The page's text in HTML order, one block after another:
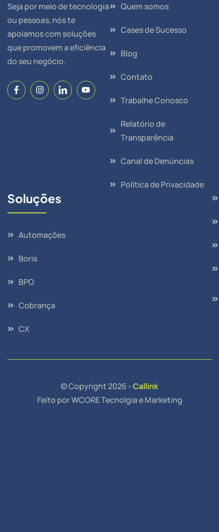
Seja por meio de tecnologia
ou pessoas, nós te
apoiamos com soluções
que promovem a eficiência
do seu negócio.
Quem somos
Cases de Sucesso
Blog
Contato
Trabalhe Conosco
Relatório de
Transparência
Canal de Denúncias
Política de Privacidade
Soluções
Automações
Boris
BPO
Cobrança
CX
© Copyright 2026 -Callink
Feito por WCORE Tecnolgia e Marketing